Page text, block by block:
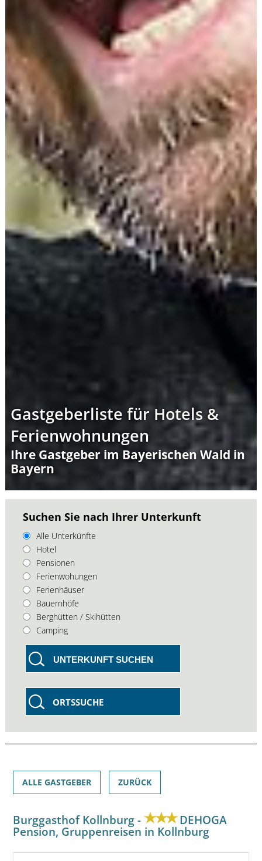
Gastgeberliste für Hotels &
Ferienwohnungen
Ihre Gastgeber im Bayerischen Wald in
Bayern
Suchen Sie nach Ihrer Unterkunft
Alle Unterkünfte
Hotel
Pensionen
Ferienwohungen
Ferienhäuser
Bauernhöfe
Berghütten / Skihütten
Camping
UNTERKUNFT SUCHEN
ORTSSUCHE
ALLE GASTGEBER ZURÜCK
Burggasthof Kollnburg - DEHOGA
Pension, Gruppenreisen in Kollnburg